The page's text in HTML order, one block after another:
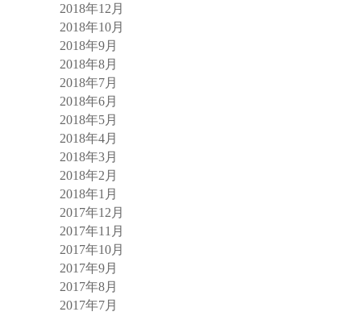
2018年12月
2018年10月
2018年9月
2018年8月
2018年7月
2018年6月
2018年5月
2018年4月
2018年3月
2018年2月
2018年1月
2017年12月
2017年11月
2017年10月
2017年9月
2017年8月
2017年7月